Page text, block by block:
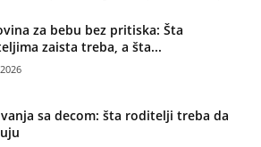
za bebu bez pritiska: Šta
zaista treba, a šta...
sa decom: šta roditelji treba da